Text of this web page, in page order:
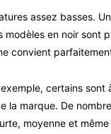
assez basses.
modèles en noir sont
convient
certains sont
la marque. De
moyenne et